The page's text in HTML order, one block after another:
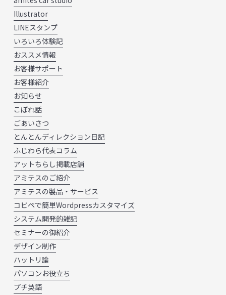
Illustrator
LINEスタンプ
いろいろ体験記
おススメ情報
お客様サポート
お客様紹介
お知らせ
こぼれ話
ごあいさつ
とんとんディレクション日記
ふじわら代表コラム
アットちらし掲載店舗
アミテスのご紹介
アミテスの製品・サービス
コピペで簡単Wordpressカスタマイズ
システム開発的雑記
セミナーの御紹介
デザイン制作
ハットリ論
パソコンお役立ち
プチ英語